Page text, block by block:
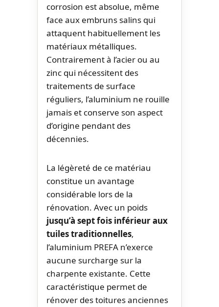
corrosion est absolue, même
face aux embruns salins qui
attaquent habituellement les
matériaux métalliques.
Contrairement à l’acier ou au
zinc qui nécessitent des
traitements de surface
réguliers, l’aluminium ne rouille
jamais et conserve son aspect
d’origine pendant des
décennies.
La légèreté de ce matériau
constitue un avantage
considérable lors de la
rénovation. Avec un poids
jusqu’à sept fois inférieur aux
tuiles traditionnelles,
l’aluminium PREFA n’exerce
aucune surcharge sur la
charpente existante. Cette
caractéristique permet de
rénover des toitures anciennes